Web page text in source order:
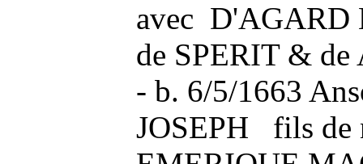
avec
de SPERIT &
- b. 6/5/1663
JOSEPH fils de